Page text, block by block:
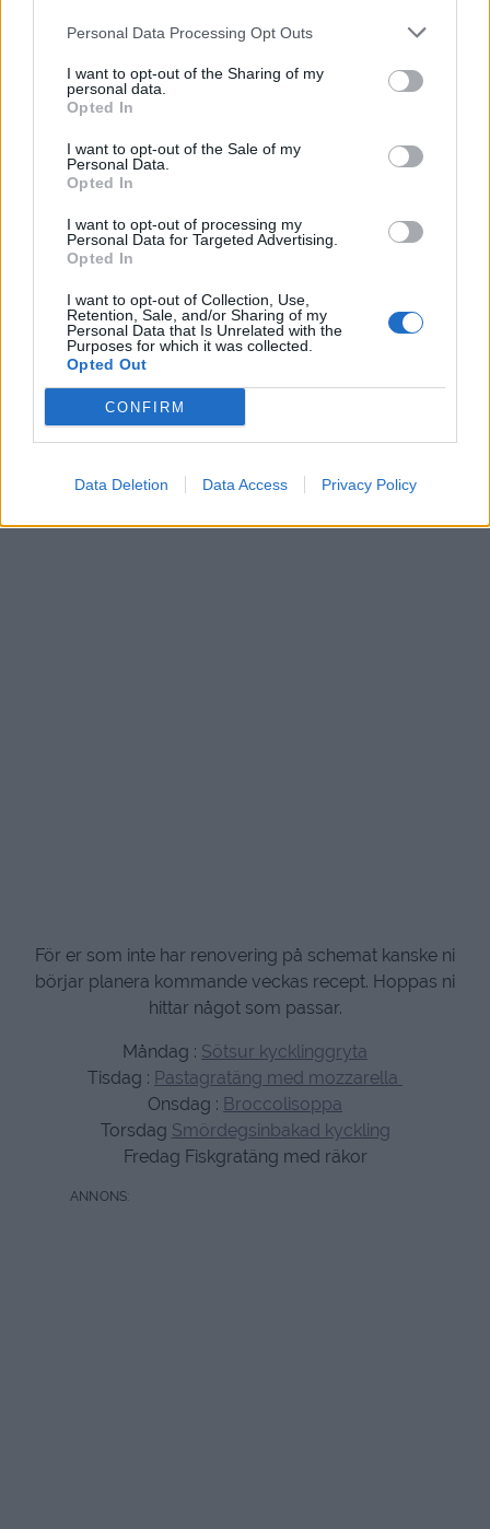
Personal Data Processing Opt Outs
I want to opt-out of the Sharing of my
personal data.
Opted In
I want to opt-out of the Sale of my
Personal Data.
Opted In
I want to opt-out of processing my
Personal Data for Targeted Advertising.
Opted In
I want to opt-out of Collection, Use,
Retention, Sale, and/or Sharing of my
Personal Data that Is Unrelated with the
Purposes for which it was collected.
Opted Out
CONFIRM
Data Deletion Data Access Privacy Policy
Veckomatsedel
Godmorgon och välkommen söndag,
Klockan ringde tidigt idag – ska bara klicka iväg detta
inlägget innan vi åker iväg till Jonathans bror för att
hjälpa honom med hans nya hus. Lite färg och tapter
står på schemat, och det ska bli roligt att hjälpa till ett
handtag- nu när vi börjar bli klara med vårt egna.
För er som inte har renovering på schemat kanske ni
börjar planera kommande veckas recept. Hoppas ni
hittar något som passar.
Måndag : Sötsur kycklinggryta
Tisdag : Pastagratäng med mozzarella
Onsdag : Broccolisoppa
Torsdag Smördegsinbakad kyckling
Fredag Fiskgratäng med räkor